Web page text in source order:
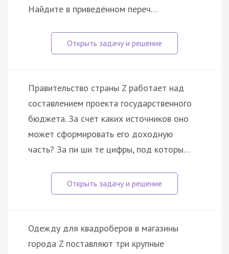
Найдите в приведённом переч…
Правительство страны Z работает над
составлением проекта государственного
бюджета. За счёт каких источников оно
может сформировать его доходную
часть? За пи ши те цифры, под которы…
Одежду для квадроберов в магазины
города Z поставляют три крупные